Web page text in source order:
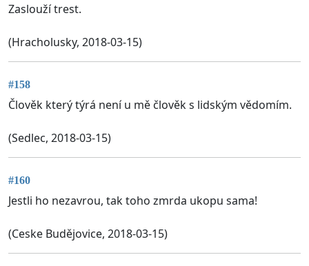
Zaslouží trest.
(Hracholusky, 2018-03-15)
#158
Člověk který týrá není u mě člověk s lidským vědomím.
(Sedlec, 2018-03-15)
#160
Jestli ho nezavrou, tak toho zmrda ukopu sama!
(Ceske Budějovice, 2018-03-15)